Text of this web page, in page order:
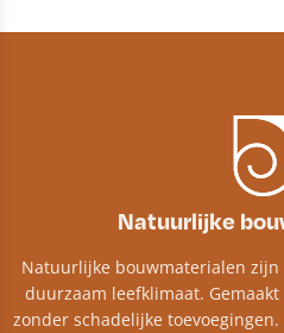
Natuurlijke
Natuurlijke bouwmaterialen zijn
duurzaam leefklimaat.
zonder schadelijke